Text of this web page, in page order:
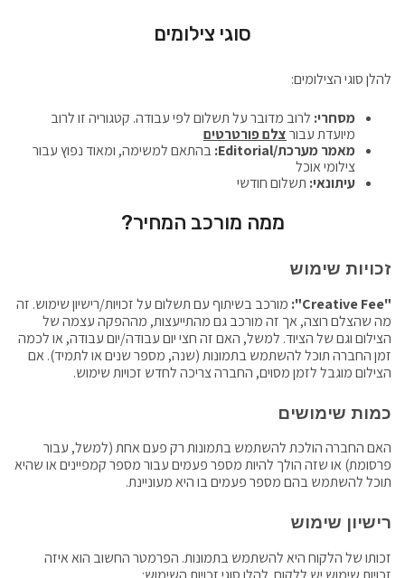
סוגי צילומים
להלן סוגי הצילומים:
מסחרי: לרוב מדובר על תשלום לפי עבודה. קטגוריה זו לרוב
מיועדת עבורצלם פורטרטים
מאמר מערכת/Editorial:
בהתאם למשימה, ומאוד נפוץ עבור
צילומי אוכל
עיתונאי: תשלום חודשי
ממה מורכב המחיר?
זכויות שימוש
"Creative Fee":
מורכב בשיתוף עם תשלום על זכויות/רישיון שימוש. זה
מה שהצלם רוצה, אך זה מורכב גם מהתייעצות, מההפקה עצמה של
הצילום וגם של הציוד. למשל, האם זה חצי יום עבודה/יום עבודה, או לכמה
זמן החברה תוכל להשתמש בתמונות (שנה, מספר שנים או לתמיד). אם
הצילום מוגבל לזמן מסוים, החברה צריכה לחדש זכויות שימוש.
כמות שימושים
האם החברה הולכת להשתמש בתמונות רק פעם אחת (למשל, עבור
פרסומת) או שזה הולך להיות מספר פעמים עבור מספר קמפיינים או שהיא
תוכל להשתמש בהם מספר פעמים בו היא מעוניינת.
רישיון שימוש
זכותו של הלקוח היא להשתמש בתמונות. הפרמטר החשוב הוא איזה